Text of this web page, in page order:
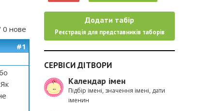
0 нове
#1
Додати табір
Реєстрація для представників таборів
СЕРВІСИ ДІТВОРИ
Календар імен
Підбір імені, значення імені, дати
іменин